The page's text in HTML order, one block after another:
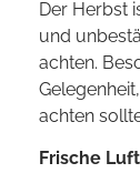
Der Herbst
und
achten.
achten
Frische